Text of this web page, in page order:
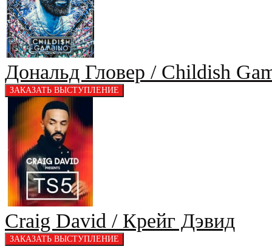
Дональд Гловер / Childish
Craig David / Крейг Дэвид